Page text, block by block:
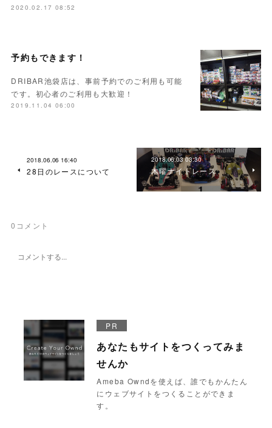
2020.02.17 08:52
予約もできます！
DRIBAR池袋店は、事前予約でのご利用も可能
です。初心者のご利用も大歓迎！
2019.11.04 06:00
2018.06.06 16:40
28日のレースについて
2018.06.03 03:30
木曜ナイトレース
0 コメント
PR
あなたもサイトをつくってみま
せんか
Ameba Owndを使えば、誰でもかんたん
にウェブサイトをつくることができま
す。